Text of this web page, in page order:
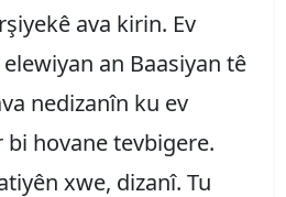
ava kirin. Ev
an Baasiyan tê
nedizanîn ku ev
hovane tevbigere.
xwe, dizanî. Tu